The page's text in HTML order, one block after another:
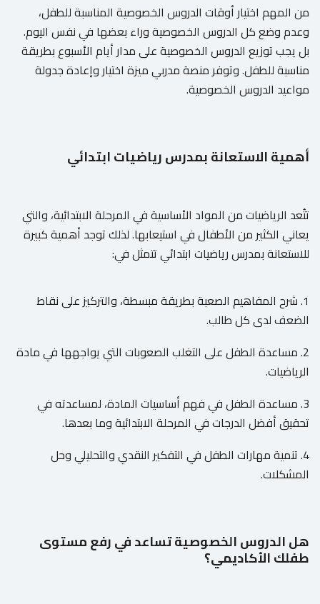
من المهم اختيار أوقات الدروس الخصوصية المناسبة للطفل،
وعدم وضع كل الدروس الخصوصية وراء بعضها في نفس اليوم.
بل يجب توزيع الدروس الخصوصية على مدار أيام الأسبوع بطريقة
مناسبة للطفل. وتوفر منصة مدربي ميزة اختيار وإعادة جدولة
مواعيد الدروس الخصوصية.
أهمية الاستعانة بمدرس رياضيات ابتدائي
تتُعد الرياضيات من المواد الأساسية في المرحلة الابتدائية، والتي
يعاني الكثير من الأطفال في استيعابها. لذلك توجد أهمية كبيرة
للاستعانة بمدرس رياضيات ابتدائي تتمثل في:
1. شرح المفاهيم الصعبة بطريقة مبسطة، والتركيز على نقاط
الضعف لدى كل طالب.
2. مساعدة الطفل على التغلب الصعوبات التي يواجهها في مادة
الرياضيات.
3. مساعدة الطفل في فهم أساسيات المادة، لمساعدته في
تحقيق أفضل الدرجات في المرحلة الابتدائية وما بعدها.
4. تنمية مهارات الطفل في التفكير النقدي والتحليلي وحل
المشكلات.
هل الدروس الخصوصية تساعد في رفع مستوى
طفلك الأكاديمي؟